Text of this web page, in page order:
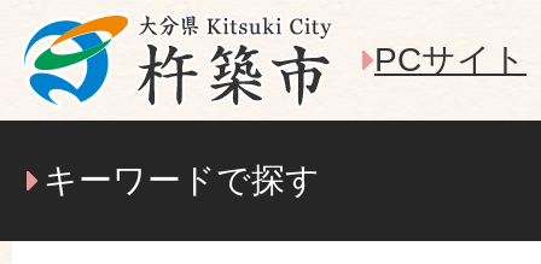
PCサイト
キーワードで探す